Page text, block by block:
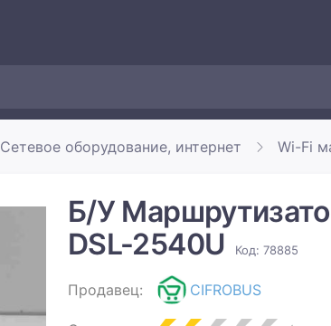
Сетевое оборудование, интернет Wi-Fi
Б/У
DSL-2540U
Код: 78885
Продавец: CIFROBUS